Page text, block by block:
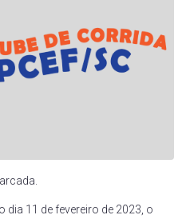
dia 11 de fevereiro de 2023, o